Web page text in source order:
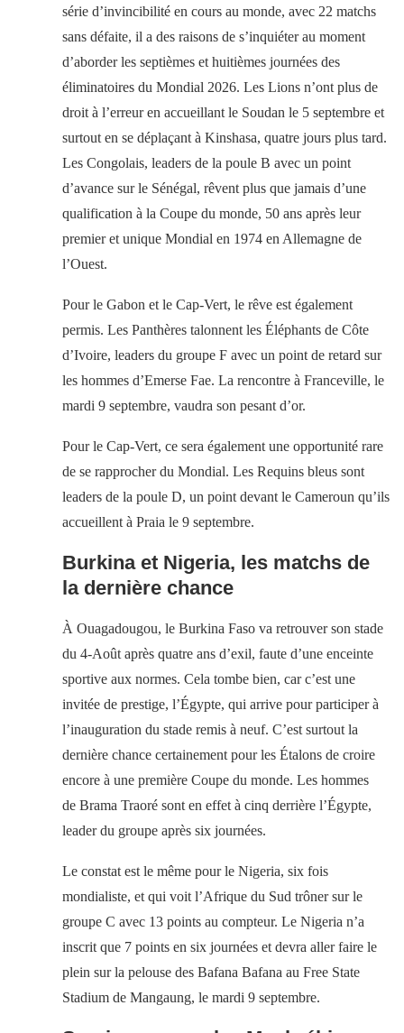
série d’invincibilité en cours au monde, avec 22 matchs
sans défaite, il a des raisons de s’inquiéter au moment
d’aborder les septièmes et huitièmes journées des
éliminatoires du Mondial 2026. Les Lions n’ont plus de
droit à l’erreur en accueillant le Soudan le 5 septembre et
surtout en se déplaçant à Kinshasa, quatre jours plus tard.
Les Congolais, leaders de la poule B avec un point
d’avance sur le Sénégal, rêvent plus que jamais d’une
qualification à la Coupe du monde, 50 ans après leur
premier et unique Mondial en 1974 en Allemagne de
l’Ouest.
Pour le Gabon et le Cap-Vert, le rêve est également
permis. Les Panthères talonnent les Éléphants de Côte
d’Ivoire, leaders du groupe F avec un point de retard sur
les hommes d’Emerse Fae. La rencontre à Franceville, le
mardi 9 septembre, vaudra son pesant d’or.
Pour le Cap-Vert, ce sera également une opportunité rare
de se rapprocher du Mondial. Les Requins bleus sont
leaders de la poule D, un point devant le Cameroun qu’ils
accueillent à Praia le 9 septembre.
Burkina et Nigeria, les matchs de
la dernière chance
À Ouagadougou, le Burkina Faso va retrouver son stade
du 4-Août après quatre ans d’exil, faute d’une enceinte
sportive aux normes. Cela tombe bien, car c’est une
invitée de prestige, l’Égypte, qui arrive pour participer à
l’inauguration du stade remis à neuf. C’est surtout la
dernière chance certainement pour les Étalons de croire
encore à une première Coupe du monde. Les hommes
de Brama Traoré sont en effet à cinq derrière l’Égypte,
leader du groupe après six journées.
Le constat est le même pour le Nigeria, six fois
mondialiste, et qui voit l’Afrique du Sud trôner sur le
groupe C avec 13 points au compteur. Le Nigeria n’a
inscrit que 7 points en six journées et devra aller faire le
plein sur la pelouse des Bafana Bafana au Free State
Stadium de Mangaung, le mardi 9 septembre.